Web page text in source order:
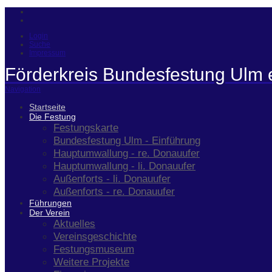
Login
Suche
Impressum
Förderkreis Bundesfestung Ulm
Navigation
Startseite
Die Festung
Festungskarte
Bundesfestung Ulm - Einführung
Hauptumwallung - re. Donauufer
Hauptumwallung - li. Donauufer
Außenforts - li. Donauufer
Außenforts - re. Donauufer
Führungen
Der Verein
Aktuelles
Vereinsgeschichte
Festungsmuseum
Weitere Projekte